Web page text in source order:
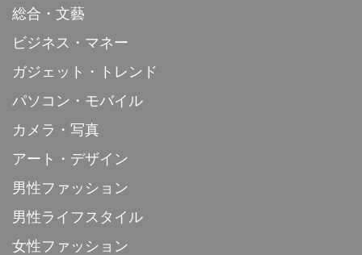
総合・文藝
ビジネス・マネー
ガジェット・トレンド
パソコン・モバイル
カメラ・写真
アート・デザイン
男性ファッション
男性ライフスタイル
女性ファッション